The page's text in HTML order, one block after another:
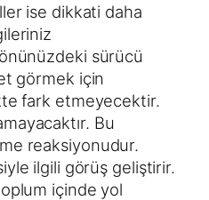
ise dikkati daha
sürücü
görmek için
fark etmeyecektir.
Bu
reaksiyonudur.
ilgili görüş geliştirir.
içinde yol